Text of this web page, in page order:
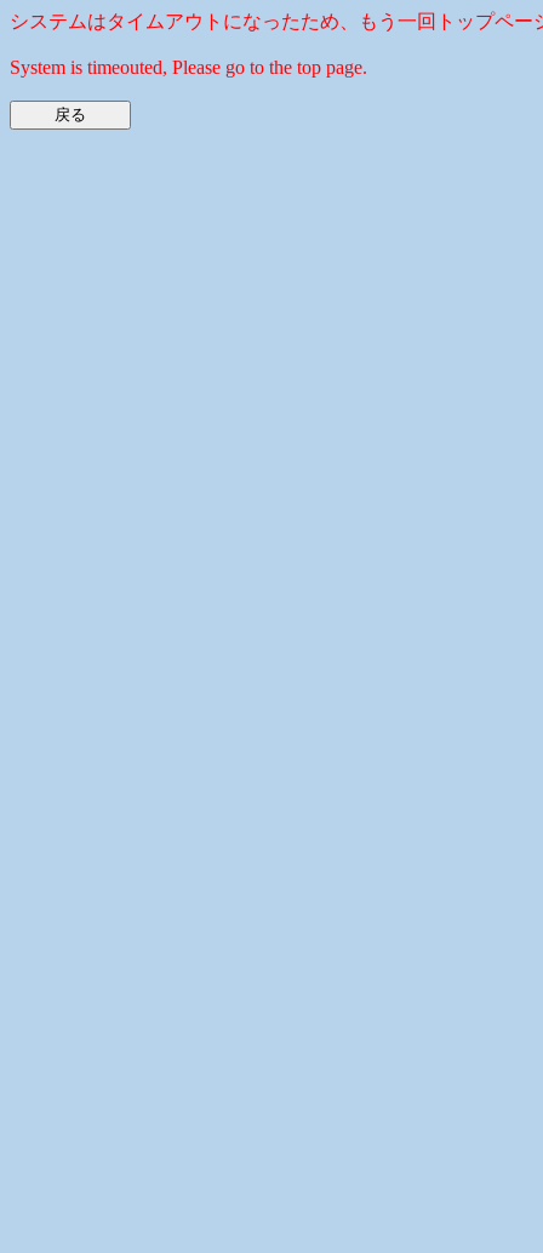
システムはタイムアウトになったため、もう一回トップペー
System is timeouted, Please go to the top page.